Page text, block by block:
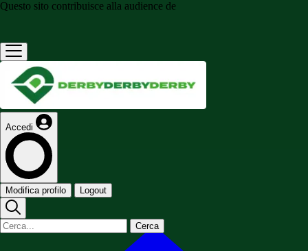
Questo sito contribuisce alla audience de
Accedi
Modifica profilo Logout
Cerca